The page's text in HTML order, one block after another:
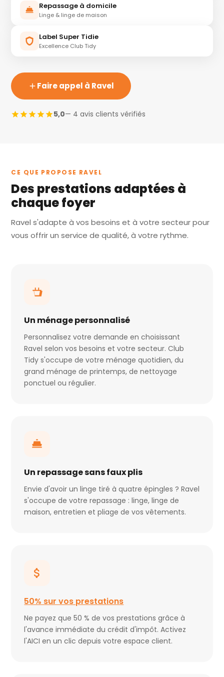
Repassage à domicile
Linge & linge de maison
Label Super Tidie
Excellence Club Tidy
Faire appel à Ravel
5,0— 4 avis clients vérifiés
CE QUE PROPOSE RAVEL
Des prestations adaptées à
chaque foyer
Ravel s'adapte à vos besoins et à votre secteur pour
vous offrir un service de qualité, à votre rythme.
Un ménage personnalisé
Personnalisez votre demande en choisissant
Ravel selon vos besoins et votre secteur. Club
Tidy s'occupe de votre ménage quotidien, du
grand ménage de printemps, de nettoyage
ponctuel ou régulier.
Un repassage sans faux plis
Envie d'avoir un linge tiré à quatre épingles ? Ravel
s'occupe de votre repassage : linge, linge de
maison, entretien et pliage de vos vêtements.
50% sur vos prestations
Ne payez que 50 % de vos prestations grâce à
l'avance immédiate du crédit d'impôt. Activez
l'AICI en un clic depuis votre espace client.